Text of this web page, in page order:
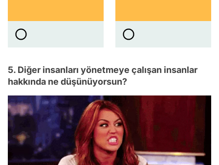
5. Diğer insanları yönetmeye çalışan insanlar
hakkında ne düşünüyorsun?